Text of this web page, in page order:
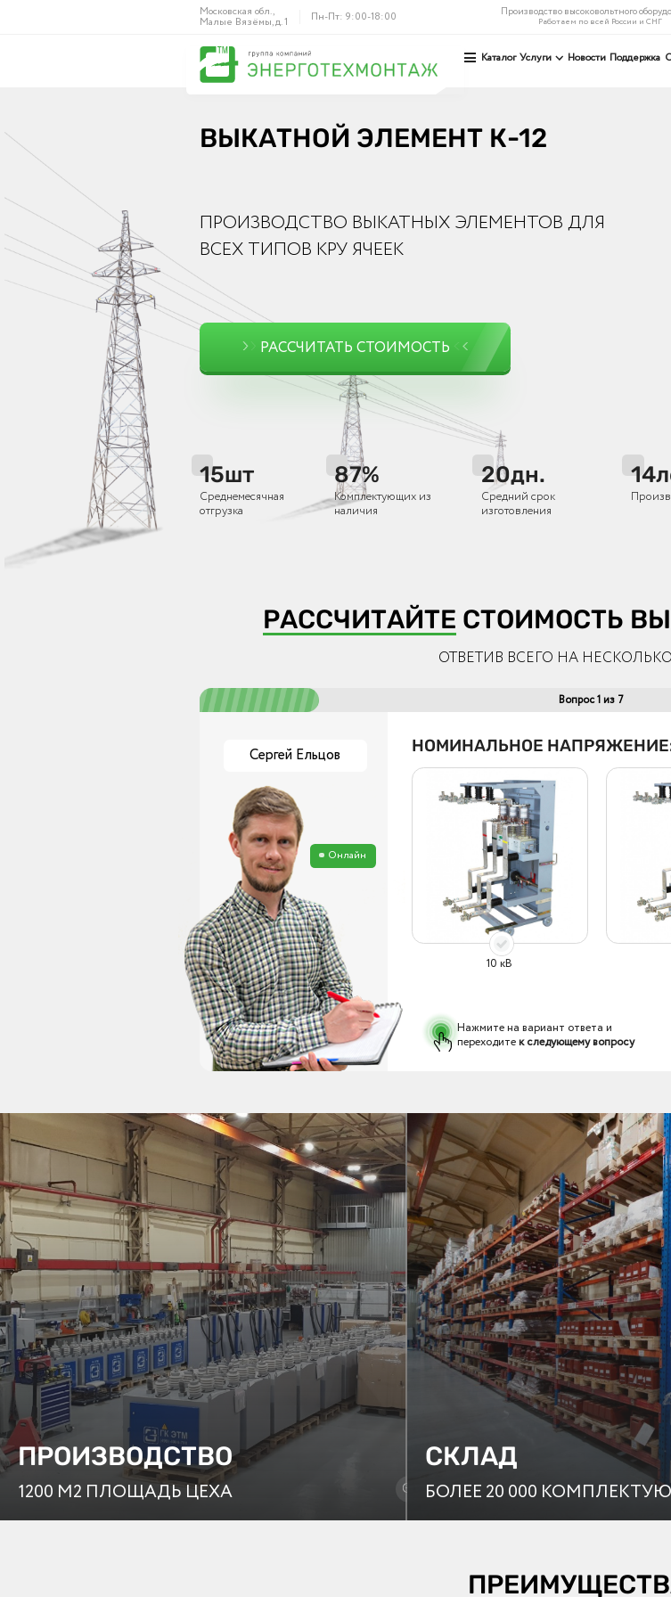
Московская обл.,
Малые Вязёмы, д. 1 Пн-Пт: 9:00-18:00 Производство высоковольтного
Работаем по всей России и СНГ
Каталог Услуги Новости Поддержка
ВЫКАТНОЙ ЭЛЕМЕНТ К-12
ПРОИЗВОДСТВО ВЫКАТНЫХ ЭЛЕМЕНТОВ ДЛЯ
ВСЕХ ТИПОВ КРУ ЯЧЕЕК
РАССЧИТАТЬ СТОИМОСТЬ
15шт
Среднемесячная
отгрузка
87%
Комплектующих из
наличия
20дн.
Средний срок
изготовления
14
РАССЧИТАЙТЕ СТОИМОСТЬ
ОТВЕТИВ ВСЕГО НА
Вопрос 1 из 7
Онлайн
Сергей Ельцов
НОМИНАЛЬНОЕ
10 кВ
Нажмите на вариант ответа и
переходитек следующему вопросу
ПРОИЗВОДСТВО
1200 М2 ПЛОЩАДЬ ЦЕХА
Нажмите, чтобы
посмотреть все фото
СКЛАД
БОЛЕЕ 20 000